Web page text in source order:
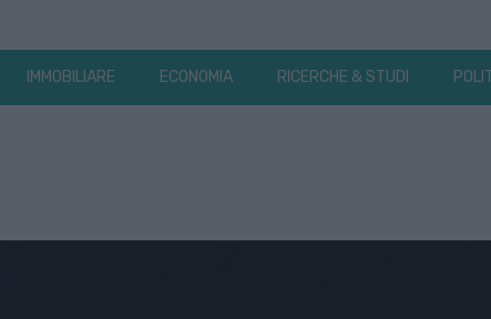
IMMOBILIARE ECONOMIA RICERCHE & STUDI